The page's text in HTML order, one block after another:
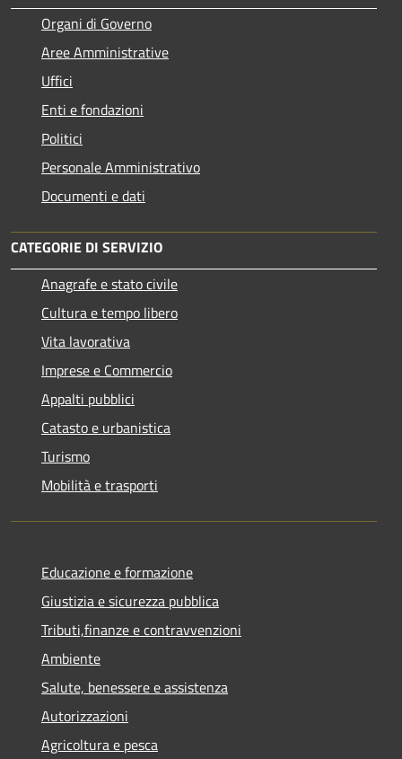
Organi di Governo
Aree Amministrative
Uffici
Enti e fondazioni
Politici
Personale Amministrativo
Documenti e dati
CATEGORIE DI SERVIZIO
Anagrafe e stato civile
Cultura e tempo libero
Vita lavorativa
Imprese e Commercio
Appalti pubblici
Catasto e urbanistica
Turismo
Mobilità e trasporti
Educazione e formazione
Giustizia e sicurezza pubblica
Tributi,finanze e contravvenzioni
Ambiente
Salute, benessere e assistenza
Autorizzazioni
Agricoltura e pesca